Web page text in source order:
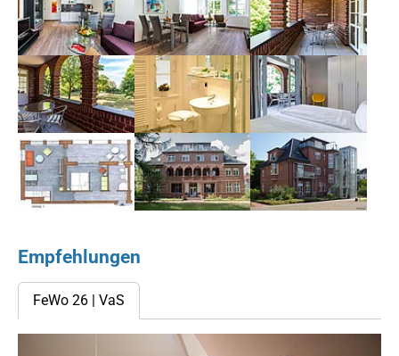
Show larger version for:Show larger version for:Show larger version for:
Show larger version for:Show larger version for:Show larger version for:
Empfehlungen
FeWo 26 | VaS